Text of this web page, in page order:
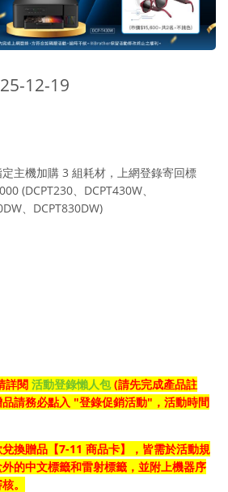
12-19
主機加購 3 組耗材，上網登錄寄回標
(DCPT230、DCPT430W、
、DCPT830DW)
詳閱 活動登錄懶人包 (請先完成產品註
請務必點入 "登錄促銷活動"，活動時間
換贈品【7-11 商品卡】 ，皆需於活動規
的中文標籤和雷射標籤 ，並附上機器序
。